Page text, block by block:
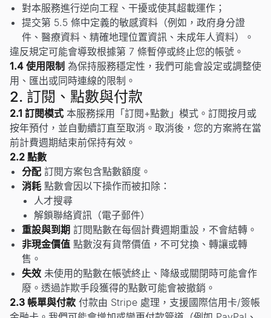
對本服務進行逆向工程、干擾或使其超載運作；
提交第 5.5 條中定義的敏感資料（例如，政府身分證
件、醫療資料、精確地理位置資訊、未成年人資料）。
違反規定可能會導致根據第 7 條暫停或終止您的帳號。
1.4 使用限制 為保持服務穩定性，我們可能會設定或調整使
用、匯出或同時連線的限制。
2. 訂閱、點數與付款
2.1 訂閱模式 本服務採用「訂閱+點數」模式。訂閱按月或
按年預付，並自動續訂直至取消。取消後，您的方案將在當
前計費週期結束前保持有效。
2.2 點數
分配 訂閱方案包含點數額度。
消耗 點數會因以下操作而被扣除：
人才搜尋
解鎖聯絡資訊（電子郵件）
重設與到期 訂閱點數在每個計費週期重設，不會結轉。
非現金價值 點數沒有貨幣價值，不可兌換、轉讓或轉
售。
失效 未使用的點數在帳號終止、降級或關閉時可能會作
廢。透過詐欺手段獲得的點數可能會被撤銷。
2.3 帳單與付款 付款由 Stripe 處理，支援國際信用卡/簽帳